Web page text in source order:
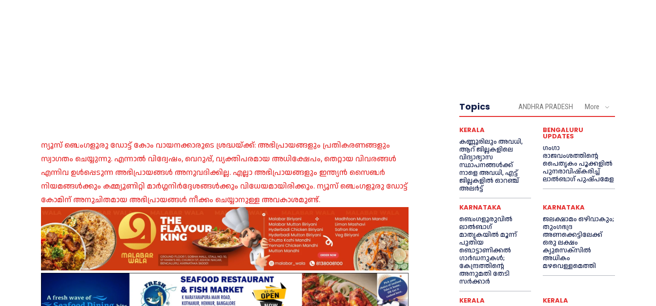
ന്യൂസ് ബെംഗളൂരു ഡോട്ട് കോം വായനക്കാരുടെ ശ്രദ്ധയ്ക്ക്: അഭിപ്രായങ്ങളും പ്രതികരണങ്ങളും
സ്വാഗതം ചെയ്യുന്നു. എന്നാൽ വിദ്വേഷം, വെറുപ്പ്, വ്യക്തിപരമായ അധിക്ഷേപം, തെറ്റായ വിവരങ്ങൾ
എന്നിവ ഉൾപ്പെടുന്ന അഭിപ്രായങ്ങൾ അനുവദിക്കില്ല. എല്ലാ അഭിപ്രായങ്ങളും ഇന്ത്യൻ സൈബർ
നിയമങ്ങൾക്കും കമ്മ്യൂണിറ്റി മാർഗ്ഗനിർദ്ദേശങ്ങൾക്കും വിധേയമായിരിക്കും. ന്യൂസ് ബെംഗളൂരു ഡോട്ട്
കോമിന് അനുചിതമായ അഭിപ്രായങ്ങൾ നീക്കം ചെയ്യാനുള്ള അവകാശമുണ്ട്.
Topics ANDHRA PRADESH More
KERALA
കണ്ണൂരിലും അവധി,
ആറ് ജില്ലകളിലെ
വിദ്യാഭ്യാസ
സ്ഥാപനങ്ങൾക്ക്
നാളെ അവധി, എട്ട്
ജില്ലകളിൽ ഓറഞ്ച്
അലർട്ട്
BENGALURU
UPDATES
ഗംഗാ
രാജവംശത്തിന്റെ
പൈതൃകം പൂക്കളിൽ
പുനരാവിഷ്‌കരിച്ച്
ലാൽബാഗ് പുഷ്പമേള
KARNATAKA
ബെംഗളൂരുവിൽ
ലാൽബാഗ്
മാതൃകയിൽ മൂന്ന്
പുതിയ
ബൊട്ടാണിക്കൽ
ഗാർഡനുകൾ;
കേന്ദ്രത്തിന്റെ
അനുമതി തേടി
സർക്കാർ
KARNATAKA
ജലക്ഷാമം ഒഴിവാകും;
തുംഗഭദ്ര
അണക്കെട്ടിലേക്ക്
ഒരു ലക്ഷം
ക്യുസെക്സില്‍
അധികം
മഴവെള്ളമെത്തി
KERALA KERALA